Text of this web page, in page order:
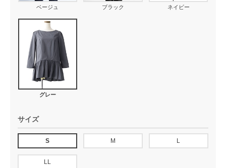
ベージュ ブラック ネイビー
グレー
サイズ
S M L
LL